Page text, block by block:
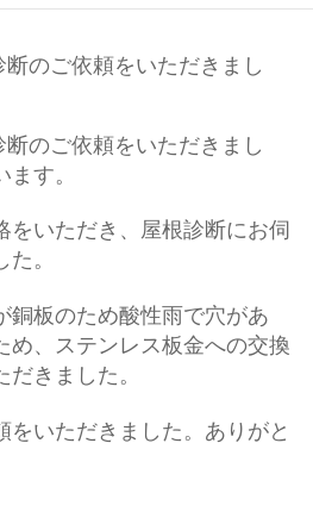
のご依頼をいただきまし
のご依頼をいただきまし
す。
をいただき、屋根診断にお伺
。
銅板のため酸性雨で穴があ
め、ステンレス板金への交換
きました。
をいただきました。ありがと